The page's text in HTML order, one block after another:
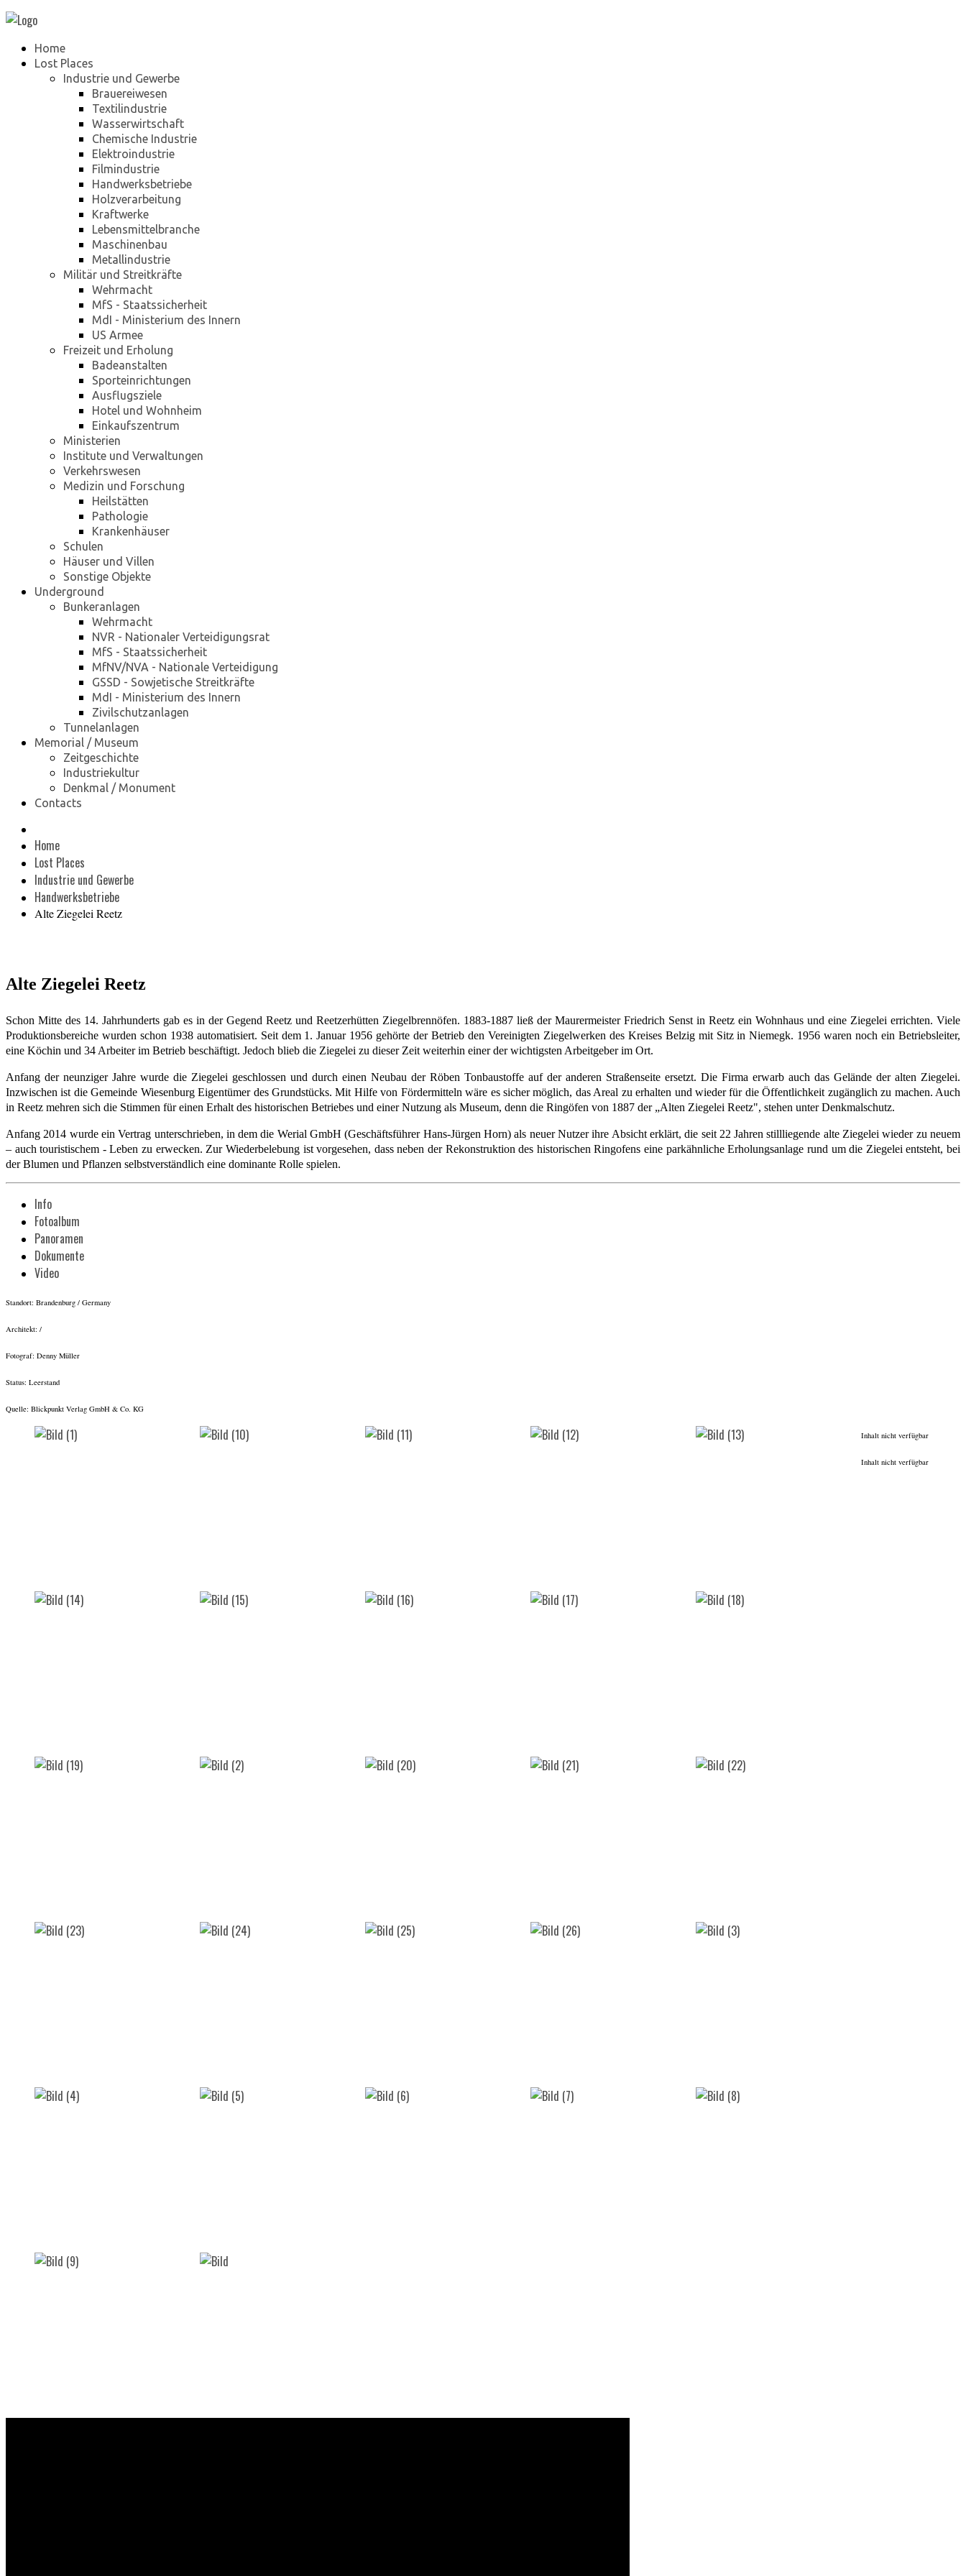
Home
Lost Places
Industrie und Gewerbe
Brauereiwesen
Textilindustrie
Wasserwirtschaft
Chemische Industrie
Elektroindustrie
Filmindustrie
Handwerksbetriebe
Holzverarbeitung
Kraftwerke
Lebensmittelbranche
Maschinenbau
Metallindustrie
Militär und Streitkräfte
Wehrmacht
MfS - Staatssicherheit
MdI - Ministerium des Innern
US Armee
Freizeit und Erholung
Badeanstalten
Sporteinrichtungen
Ausflugsziele
Hotel und Wohnheim
Einkaufszentrum
Ministerien
Institute und Verwaltungen
Verkehrswesen
Medizin und Forschung
Heilstätten
Pathologie
Krankenhäuser
Schulen
Häuser und Villen
Sonstige Objekte
Underground
Bunkeranlagen
Wehrmacht
NVR - Nationaler Verteidigungsrat
MfS - Staatssicherheit
MfNV/NVA - Nationale Verteidigung
GSSD - Sowjetische Streitkräfte
MdI - Ministerium des Innern
Zivilschutzanlagen
Tunnelanlagen
Memorial / Museum
Zeitgeschichte
Industriekultur
Denkmal / Monument
Contacts
Home
Lost Places
Industrie und Gewerbe
Handwerksbetriebe
Alte Ziegelei Reetz
Alte Ziegelei Reetz
Schon Mitte des 14. Jahrhunderts gab es in der Gegend Reetz und Reetzerhütten Ziegelbrennöfen. 1883-1887 ließ der Maurermeister Friedrich Senst in Reetz ein Wohnhaus und eine Ziegelei errichten. Viele
Produktionsbereiche wurden schon 1938 automatisiert. Seit dem 1. Januar 1956 gehörte der Betrieb den Vereinigten Ziegelwerken des Kreises Belzig mit Sitz in Niemegk. 1956 waren noch ein Betriebsleiter,
eine Köchin und 34 Arbeiter im Betrieb beschäftigt. Jedoch blieb die Ziegelei zu dieser Zeit weiterhin einer der wichtigsten Arbeitgeber im Ort.
Anfang der neunziger Jahre wurde die Ziegelei geschlossen und durch einen Neubau der Röben Tonbaustoffe auf der anderen Straßenseite ersetzt. Die Firma erwarb auch das Gelände der alten Ziegelei.
Inzwischen ist die Gemeinde Wiesenburg Eigentümer des Grundstücks. Mit Hilfe von Fördermitteln wäre es sicher möglich, das Areal zu erhalten und wieder für die Öffentlichkeit zugänglich zu machen. Auch
in Reetz mehren sich die Stimmen für einen Erhalt des historischen Betriebes und einer Nutzung als Museum, denn die Ringöfen von 1887 der „Alten Ziegelei Reetz", stehen unter Denkmalschutz.
Anfang 2014 wurde ein Vertrag unterschrieben, in dem die Werial GmbH (Geschäftsführer Hans-Jürgen Horn) als neuer Nutzer ihre Absicht erklärt, die seit 22 Jahren stillliegende alte Ziegelei wieder zu neuem
– auch touristischem - Leben zu erwecken. Zur Wiederbelebung ist vorgesehen, dass neben der Rekonstruktion des historischen Ringofens eine parkähnliche Erholungsanlage rund um die Ziegelei entsteht, bei
der Blumen und Pflanzen selbstverständlich eine dominante Rolle spielen.
Info
Fotoalbum
Panoramen
Dokumente
Video
Standort: Brandenburg / Germany
Architekt: /
Fotograf: Denny Müller
Status: Leerstand
Quelle: Blickpunkt Verlag GmbH & Co. KG
Inhalt nicht verfügbar
Inhalt nicht verfügbar